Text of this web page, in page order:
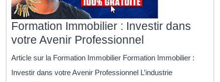
Formation Immobilier : Investir dans
votre Avenir Professionnel
Immobilier
:
Article sur la Formation Immobilier Formation Immobilier :
Investir dans votre Avenir Professionnel L’industrie